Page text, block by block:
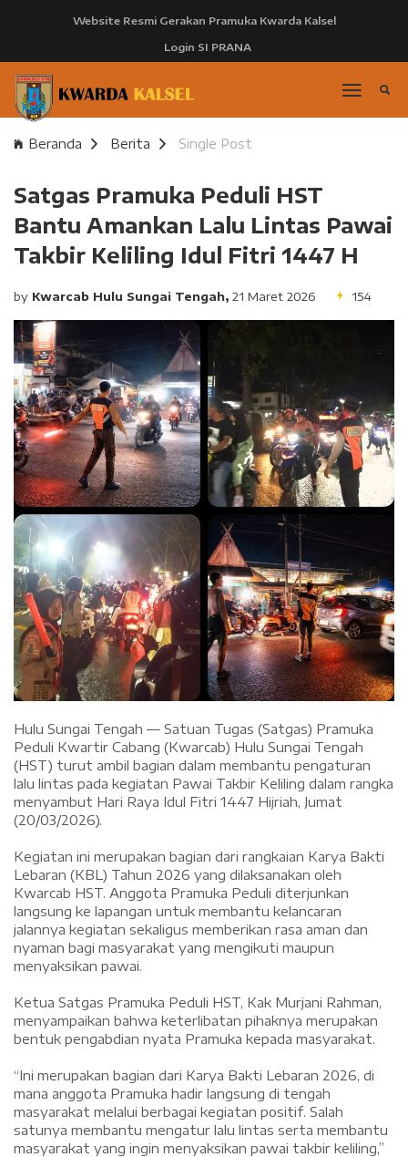
Website Resmi Gerakan Pramuka Kwarda Kalsel
Login SI PRANA
Beranda Berita Single Post
Satgas Pramuka Peduli HST
Bantu Amankan Lalu Lintas Pawai
Takbir Keliling Idul Fitri 1447 H
by Kwarcab Hulu Sungai Tengah, 21 Maret 2026 154
Hulu Sungai Tengah — Satuan Tugas (Satgas) Pramuka
Peduli Kwartir Cabang (Kwarcab) Hulu Sungai Tengah
(HST) turut ambil bagian dalam membantu pengaturan
lalu lintas pada kegiatan Pawai Takbir Keliling dalam rangka
menyambut Hari Raya Idul Fitri 1447 Hijriah, Jumat
(20/03/2026).
‎Kegiatan ini merupakan bagian dari rangkaian Karya Bakti
Lebaran (KBL) Tahun 2026 yang dilaksanakan oleh
Kwarcab HST. Anggota Pramuka Peduli diterjunkan
langsung ke lapangan untuk membantu kelancaran
jalannya kegiatan sekaligus memberikan rasa aman dan
nyaman bagi masyarakat yang mengikuti maupun
menyaksikan pawai.
‎Ketua Satgas Pramuka Peduli HST, Kak Murjani Rahman,
menyampaikan bahwa keterlibatan pihaknya merupakan
bentuk pengabdian nyata Pramuka kepada masyarakat.
‎“Ini merupakan bagian dari Karya Bakti Lebaran 2026, di
mana anggota Pramuka hadir langsung di tengah
masyarakat melalui berbagai kegiatan positif. Salah
satunya membantu mengatur lalu lintas serta membantu
masyarakat yang ingin menyaksikan pawai takbir keliling,”